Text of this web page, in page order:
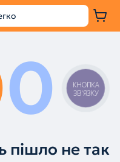
0
пішло не так
КНОПКА
ЗВ'ЯЗКУ